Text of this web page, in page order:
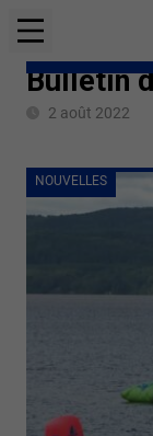
Bulletin
2 août 2022
NOUVELLES